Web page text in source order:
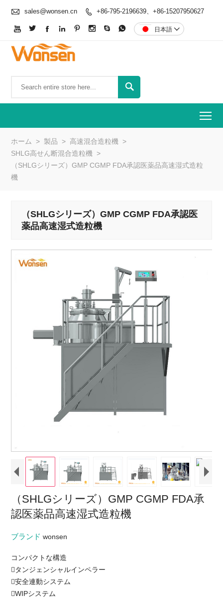
 sales@wonsen.cn  +86-795-2196639、+86-15207950627
        日本語 

ホーム > 製品 > 高速混合造粒機 >
SHLG高せん断混合造粒機 >
（SHLGシリーズ）GMP CGMP FDA承認医薬品高速湿式造粒
機
（SHLGシリーズ）GMP CGMP FDA承認医
薬品高速湿式造粒機
（SHLGシリーズ）GMP CGMP FDA承
認医薬品高速湿式造粒機
ブランドwonsen
コンパクトな構造
タンジェンシャルインペラー
安全連動システム
WIPシステム